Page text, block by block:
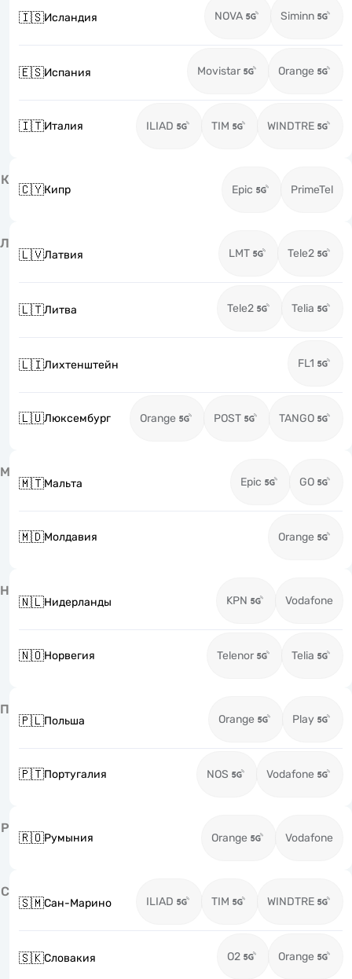
🇮🇸Исландия NOVA Siminn
🇪🇸Испания Movistar Orange
🇮🇹Италия ILIAD TIM WINDTRE
К
🇨🇾Кипр Epic PrimeTel
Л
🇱🇻Латвия LMT Tele2
🇱🇹Литва Tele2 Telia
🇱🇮Лихтенштейн FL1
🇱🇺Люксембург Orange POST TANGO
М
🇲🇹Мальта Epic GO
🇲🇩Молдавия Orange
Н
🇳🇱Нидерланды KPN Vodafone
🇳🇴Норвегия Telenor Telia
П
🇵🇱Польша Orange Play
🇵🇹Португалия NOS Vodafone
Р
🇷🇴Румыния Orange Vodafone
С
🇸🇲Сан-Марино ILIAD TIM WINDTRE
🇸🇰Словакия O2 Orange